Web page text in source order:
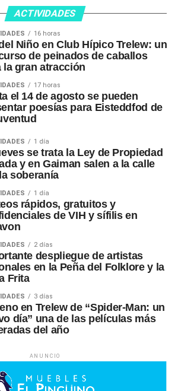
ACTIVIDADES
16 horas
Niño en Club Hípico Trelew: un
de peinados de caballos
la gran atracción
17 horas
el 14 de agosto se pueden
poesías para Eisteddfod de
1 día
se trata la Ley de Propiedad
y en Gaiman salen a la calle
soberanía
1 día
rápidos, gratuitos y
de VIH y sífilis en
2 días
despliegue de artistas
en la Peña del Folklore y la
Frita
3 días
en Trelew de “Spider-Man: un
día” una de las películas más
del año
ANUNCIO